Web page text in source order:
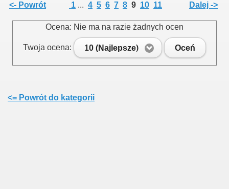
<- Powrót 1 ... 4 5 6 7 8 9 10 11 Dalej ->
Ocena: Nie ma na razie żadnych ocen
Twoja ocena: 10 (Najlepsze) Oceń
<= Powrót do kategorii